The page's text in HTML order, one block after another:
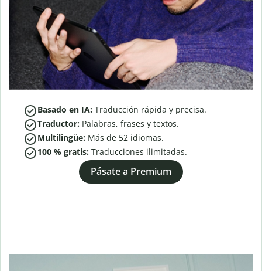
Basado en IA: Traducción rápida y precisa.
Traductor: Palabras, frases y textos.
Multilingüe: Más de 52 idiomas.
100 % gratis: Traducciones ilimitadas.
Pásate a Premium